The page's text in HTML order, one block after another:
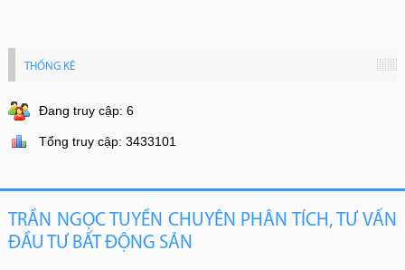
THỐNG KÊ
Đang truy cập: 6
Tổng truy cập: 3433101
TRẦN NGỌC TUYỀN CHUYÊN PHÂN TÍCH, TƯ VẤN
ĐẦU TƯ BẤT ĐỘNG SẢN